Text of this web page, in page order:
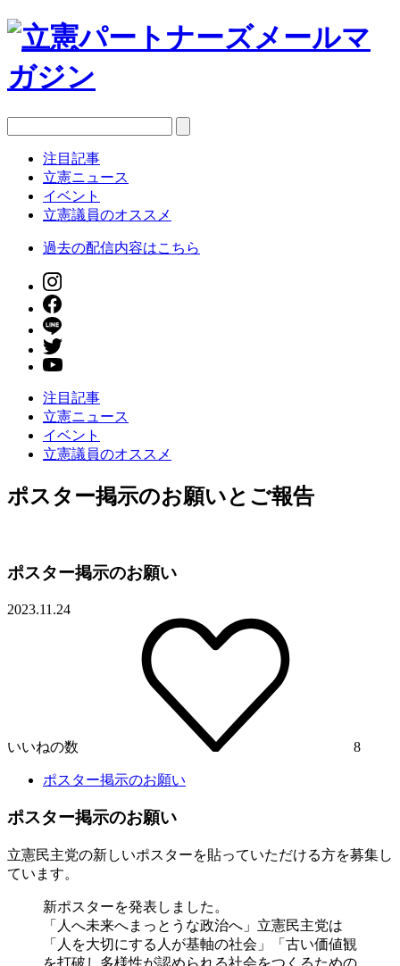
注目記事
立憲ニュース
イベント
立憲議員のオススメ
過去の配信内容はこちら
注目記事
立憲ニュース
イベント
立憲議員のオススメ
ポスター掲示のお願いとご報告
ポスター掲示のお願い
2023.11.24
いいねの数 8
ポスター掲示のお願い
ポスター掲示のお願い
立憲民主党の新しいポスターを貼っていただける方を募集し
ています。
新ポスターを発表しました。
「人へ未来へまっとうな政治へ」立憲民主党は
「人を大切にする人が基軸の社会」「古い価値観
を打破し多様性が認められる社会をつくるための